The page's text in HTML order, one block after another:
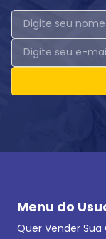
Menu do
Quer Vender Sua